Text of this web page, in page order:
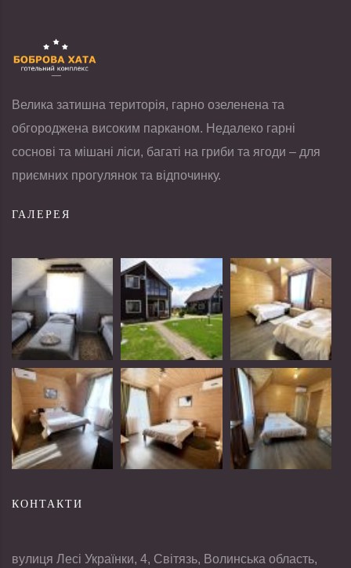
Велика затишна територія, гарно озеленена та
обгороджена високим парканом. Недалеко гарні
соснові та мішані ліси, багаті на гриби та ягоди – для
приємних прогулянок та відпочинку.
ГАЛЕРЕЯ
КОНТАКТИ
вулиця Лесі Українки, 4, Світязь, Волинська область,